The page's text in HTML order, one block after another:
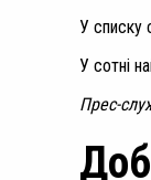
У списку
У сотні
Прес-